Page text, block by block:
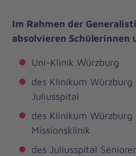
Im Rahmen der
absolvieren Schülerinnen
Uni-Klinik Würzburg
des Klinikum
Juliusspital
des Klinikum
Missionsklinik
des Juliusspital